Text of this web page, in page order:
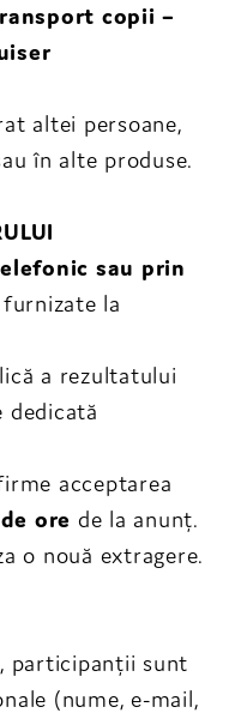
copii –
altei persoane,
în alte produse.
sau prin
la
a rezultatului
dedicată
acceptarea
ore de la anunț.
o nouă extragere.
participanții sunt
(nume, e-mail,